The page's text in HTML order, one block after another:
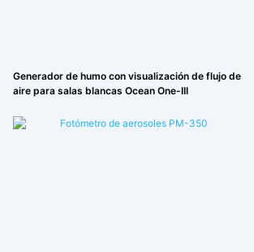
Generador de humo con visualización de flujo de
aire para salas blancas Ocean One-III